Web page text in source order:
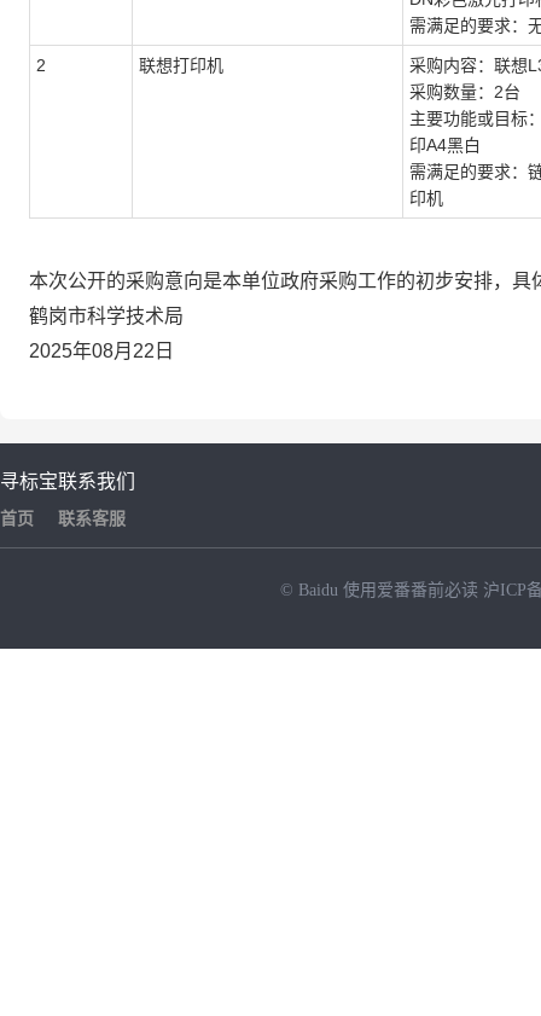
需满足的要求：
2 联想打印机
采购内容：联想
采购数量：2台
主要功能或目标
印A4黑白
需满足的要求：
印机
本次公开的采购意向是本单位政府采购工作的初步安排，
鹤岗市科学技术局
2025年08月22日
寻标宝
首页
联系我们
联系客服
© Baidu 使用爱番番前必读 沪ICP